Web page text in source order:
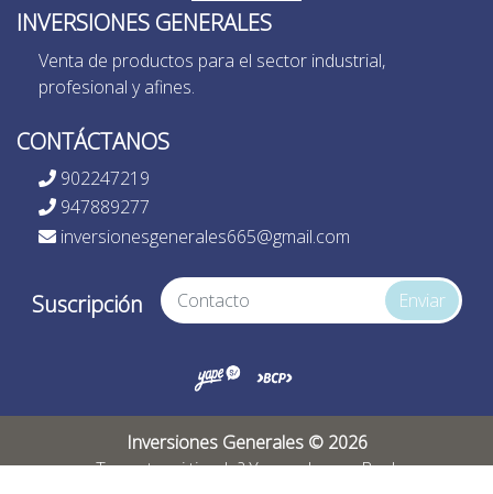
INVERSIONES GENERALES
Venta de productos para el sector industrial,
profesional y afines.
CONTÁCTANOS
902247219
947889277
inversionesgenerales665@gmail.com
Suscripción Enviar
Inversiones Generales © 2026
¿Te gusta mi tienda? Yo vendo conBsale